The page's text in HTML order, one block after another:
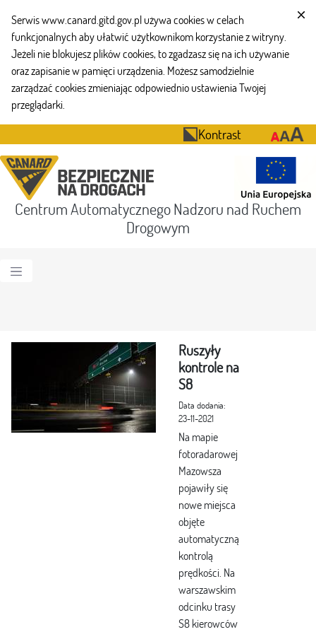
Serwis www.canard.gitd.gov.pl używa cookies w celach
funkcjonalnych aby ułatwić użytkownikom korzystanie z witryny.
Jeżeli nie blokujesz plików cookies, to zgadzasz się na ich używanie
oraz zapisanie w pamięci urządzenia. Możesz samodzielnie
zarządzać cookies zmieniając odpowiednio ustawienia Twojej
przeglądarki.
Kontrast
Centrum Automatycznego Nadzoru nad Ruchem
Drogowym
Ruszyły
kontrole na
S8
Data dodania:
23-11-2021
Na mapie
fotoradarowej
Mazowsza
pojawiły się
nowe miejsca
objęte
automatyczną
kontrolą
prędkości. Na
warszawskim
odcinku trasy
S8 kierowców